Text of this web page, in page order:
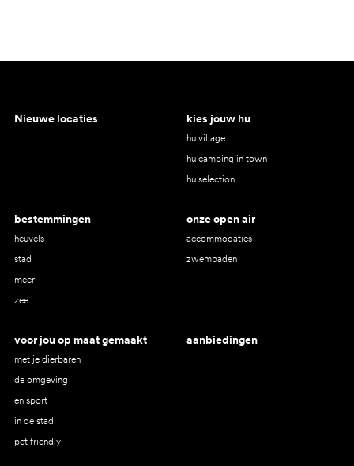
Nieuwe locaties kies jouw hu
hu village
hu camping in town
hu selection
bestemmingen
heuvels
stad
meer
zee
onze open air
accommodaties
zwembaden
voor jou op maat gemaakt
met je dierbaren
de omgeving
en sport
in de stad
pet friendly
aanbiedingen